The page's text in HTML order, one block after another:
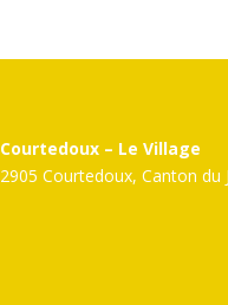
Courtedoux – Le Village
2905 Courtedoux, Canton du